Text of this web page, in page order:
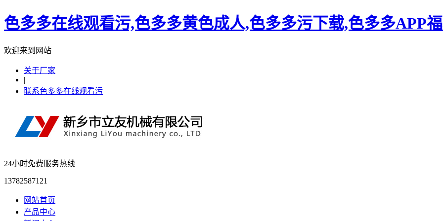
色多多在线观看污,色多多黄色成人,色多多污下载,色多多APP
欢迎来到网站
关于厂家
|
联系色多多在线观看污
24小时免费服务热线
13782587121
网站首页
产品中心